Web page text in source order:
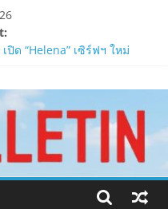
เซิร์ฟเวอร์ใหม่ของ
ครึ่งปีหลัง 2026
เปิดตัวเซิร์ฟใหม่ ‘Helena’
นสูงสุด 1,111 ครั้ง!
ะทะ ฟิลิปปินส์ใน “Rise of the
าบน้ำ และ โฟมอาบแห้งสัตว์